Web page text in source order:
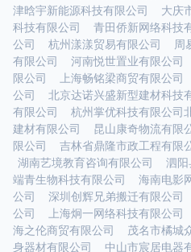
津晗宇新能源科技有限公司
大庆
科技有限公司
青田侨新网络科技
公司
杭州漾漾贸易有限公司 周
有限公司
河南悦世置业有限公司
限公司
上海畅铭梁商贸有限公司
公司
北京达诺兴盛新型建材科技
有限公司
杭州掌优科技有限公司
建材有限公司
昆山康奇物流有限
限公司
吉林省鼎隆市政工程有限
湖南艺境教育咨询有限公司
泗阳
端青生物科技有限公司
海南电影
公司
深圳创辉兄弟搬迁有限公司
公司
上海炯一网络科技有限公司
海之伦商贸有限公司
茂名市橘城
身器材有限公司
中山市宸居电器